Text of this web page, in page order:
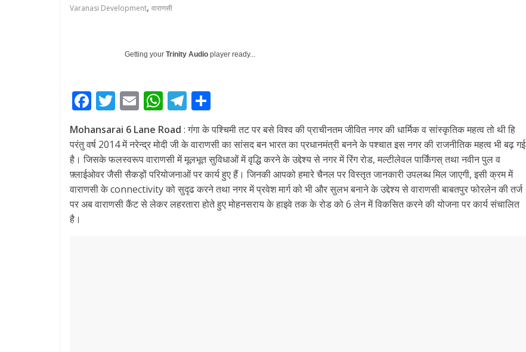
Varanasi Development, वाराणसी
Getting your Trinity Audio player ready...
F
e
b
o
o
k
T
w
itt
er
E
ai
l
W
h
at
s
A
p
p
T
el
e
gr
a
m
h
ar
e
Mohansarai 6 Lane Road : गंगा के पश्चिमी तट पर बसे विश्व की प्राचीनतम जीवित नगर की धार्मिक व सांस्कृतिक महत्व तो थी हि
परंतु वर्ष 2014 में नरेन्द्र मोदी जी के वाराणसी का सांसद बन भारत का प्रधानमंत्री बनने के पश्चात इस नगर की राजनीतिक महत्व भी बढ़ गई
है। जिसके फलस्वरूप वाराणसी में मूलभूत सुविधाओं में वृद्धि करने के उद्देश्य से नगर में रिंग रोड, मल्टीलेवल पार्किंगस् तथा नवीन पुल व
फ़्लाईओवर जैसी सैकड़ों परियोजनाओं पर कार्य हुए हैं। जिनकी आपको हमारे चैनल पर विस्तृत जानकारी उपलब्ध मिल जाएगी, इसी क्रम में
वाराणसी के connectivity को सुदृढ करने तथा नगर में प्रवेश मार्ग को भी और सुलभ बनाने के उद्देश्य से वाराणसी बाबतपुर फोरलेन की तर्ज
पर अब वाराणसी कैंट से लेकर लहरतारा होते हुए मोहनसराय के हाइवे तक के रोड को 6 लेन में विकसित करने की योजना पर कार्य संचालित
है।